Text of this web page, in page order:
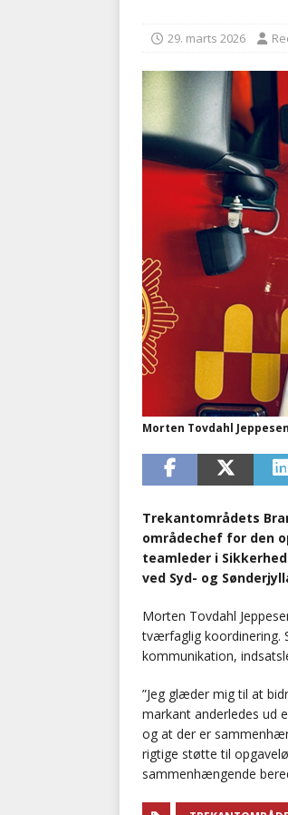
29. marts 2026
Morten Tovdahl Jeppesen
Trekantområdets
områdechef for den
teamleder i
ved Syd- og
Morten Tovdahl
tværfaglig koordinering.
kommunikation,
”Jeg glæder mig til at
markant anderledes ud
og at der er
rigtige støtte til
sammenhængende